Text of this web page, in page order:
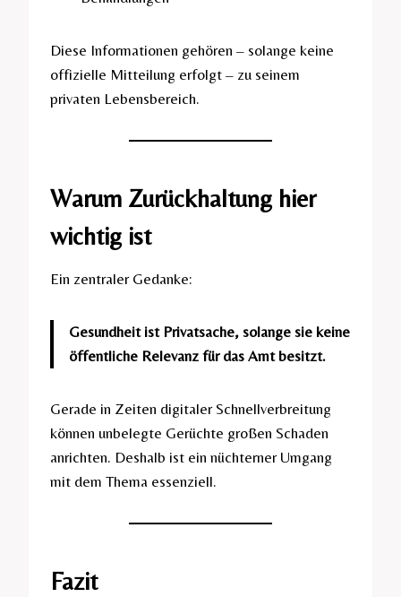
Diese Informationen gehören – solange keine
offizielle Mitteilung erfolgt – zu seinem
privaten Lebensbereich.
Warum Zurückhaltung hier
wichtig ist
Ein zentraler Gedanke:
Gesundheit ist Privatsache, solange sie keine
öffentliche Relevanz für das Amt besitzt.
Gerade in Zeiten digitaler Schnellverbreitung
können unbelegte Gerüchte großen Schaden
anrichten. Deshalb ist ein nüchterner Umgang
mit dem Thema essenziell.
Fazit